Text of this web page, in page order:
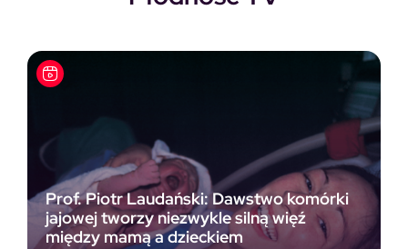
Prof. Piotr Laudański: Dawstwo komórki
jajowej tworzy niezwykle silną więź
między mamą a dzieckiem